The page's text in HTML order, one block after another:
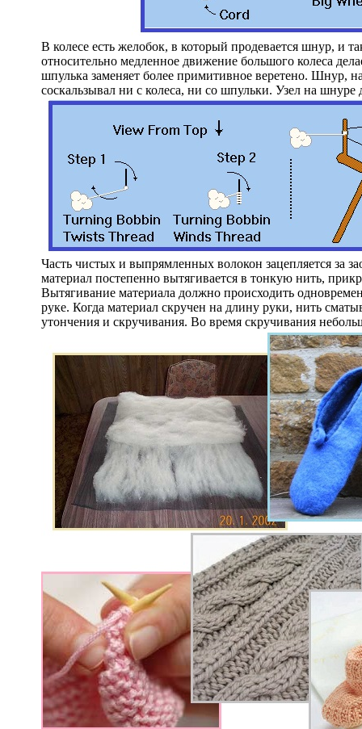
В колесе есть желобок, в который продевается шнур, и
относительно медленное движение большого колеса
шпулька заменяет более примитивное веретено. Шнур,
соскальзывал ни с колеса, ни со шпульки. Узел на
Часть чистых и выпрямленных волокон зацепляется за
материал постепенно вытягивается в тонкую нить,
Вытягивание материала должно происходить
руке. Когда материал скручен на длину руки, нить
утончения и скручивания. Во время скручивания